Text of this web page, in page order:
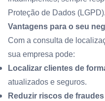
Proteção de Dados (LGPD).
Vantagens para o seu
Com a consulta de
sua empresa pode:
Localizar clientes de
atualizados e seguros.
Reduzir riscos de fraudes